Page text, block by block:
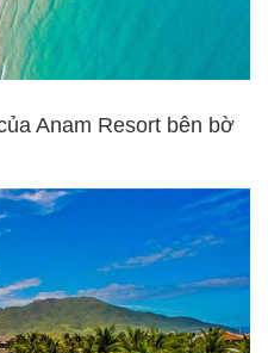
Anam Resort bên bờ